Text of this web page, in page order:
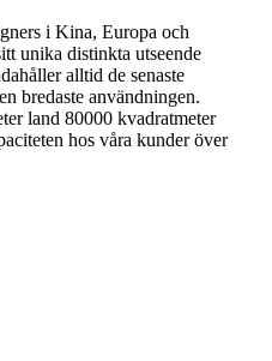
i Kina, Europa och
unika distinkta utseende
alltid de senaste
bredaste användningen.
land 80000 kvadratmeter
hos våra kunder över